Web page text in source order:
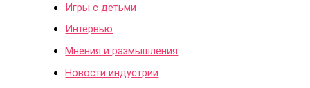
Игры с детьми
Интервью
Мнения и размышления
Новости индустрии